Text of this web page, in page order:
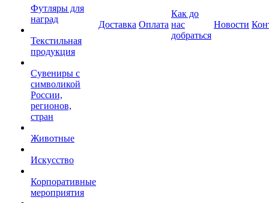
Футляры для
наград
Текстильная
продукция
Сувениры с
символикой
России,
регионов,
стран
Животные
Искусство
Корпоративные
мероприятия
Доставка Оплата
Как до
нас
добраться
Новости